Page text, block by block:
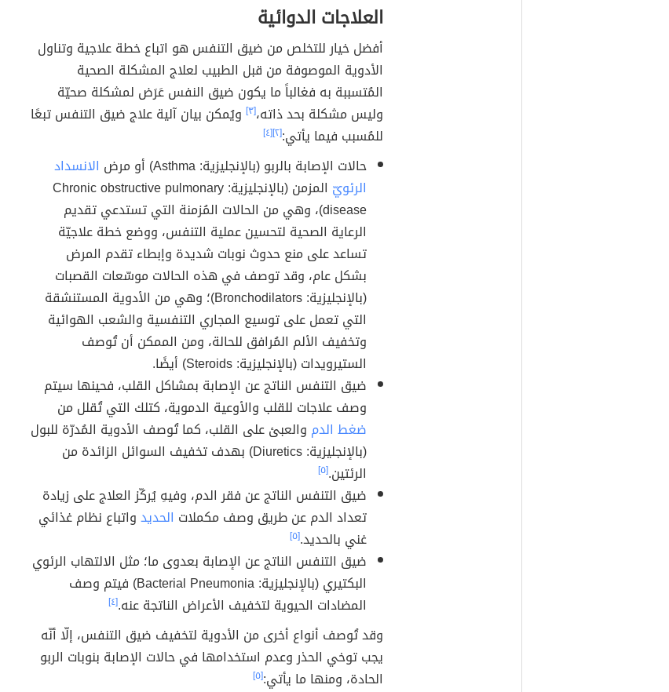
العلاجات الدوائية
أفضل خيار للتخلص من ضيق التنفس هو اتباع خطة علاجية وتناول
الأدوية الموصوفة من قبل الطبيب لعلاج المشكلة الصحية
المُتسببة به فغالباً ما يكون ضيق النفس عَرَض لمشكلة صحيّة
وليس مشكلة بحد ذاته،[٣]
ويُمكن بيان آلية علاج ضيق التنفس تبعًا
للمُسبب فيما يأتي:[٢] [٤]
حالات الإصابة بالربو (بالإنجليزية: Asthma) أو مرض
الانسداد
الرئويّ
المزمن (بالإنجليزية: Chronic obstructive pulmonary
disease)، وهي من الحالات المُزمنة التي تستدعي تقديم
الرعاية الصحية لتحسين عملية التنفس، ووضع خطة علاجيّة
تساعد على منع حدوث نوبات شديدة وإبطاء تقدم المرض
بشكل عام، وقد توصف في هذه الحالات موسّعات القصبات
(بالإنجليزية: Bronchodilators)؛ وهي من الأدوية المستنشقة
التي تعمل على توسيع المجاري التنفسية والشعب الهوائية
وتخفيف الألم المُرافق للحالة، ومن الممكن أن تُوصف
الستيرويدات (بالإنجليزية: Steroids) أيضًا.
ضيق التنفس الناتج عن الإصابة بمشاكل القلب، فحينها سيتم
وصف علاجات للقلب والأوعية الدموية، كتلك التي تُقلل من
ضغط الدم والعبئ على القلب، كما تُوصف الأدوية المُدرّة للبول
(بالإنجليزية: Diuretics) بهدف تخفيف السوائل الزائدة من
الرئتين.[٥]
ضيق التنفس الناتج عن فقر الدم، وفيهِ يُركّز العلاج على زيادة
تعداد الدم عن طريق وصف مكملات الحديدواتباع نظام غذائي
غني بالحديد.[٥]
ضيق التنفس الناتج عن الإصابة بعدوى ما؛ مثل الالتهاب الرئوي
البكتيري (بالإنجليزية: Bacterial Pneumonia) فيتم وصف
المضادات الحيوية لتخفيف الأعراض الناتجة عنه.[٤]
وقد تُوصف أنواع أخرى من الأدوية لتخفيف ضيق التنفس، إلّا أنّه
يجب توخي الحذر وعدم استخدامها في حالات الإصابة بنوبات الربو
الحادة، ومنها ما يأتي:[٥]